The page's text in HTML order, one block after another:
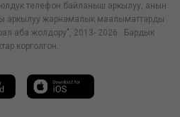
телефон байланыш аркылуу, анын
аркылуу жарнамалык маалыматтарды
аба жолдору", 2013- 2026 . Бардык
корголгон.